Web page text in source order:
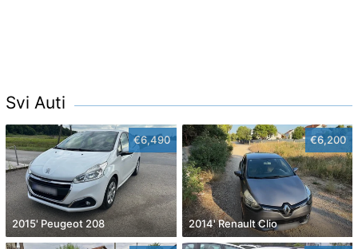
Svi Auti
€6,490
2015' Peugeot 208
€6,200
2014' Renault Clio